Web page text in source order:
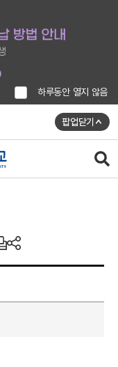
하루동안 열지 않음
팝업닫기